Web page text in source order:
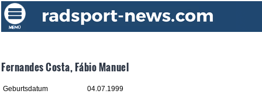
Fernandes Costa, Fábio Manuel
Geburtsdatum
04.07.1999